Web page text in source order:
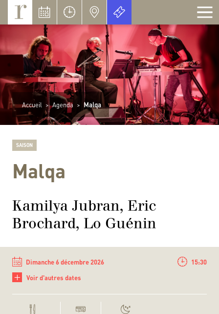
Accueil > Agenda > Malqa
SAISON
Malqa
Kamilya Jubran, Eric
Brochard, Lo Guénin
Dimanche 6 décembre 2026 15:30
+ Voir d'autres dates
Panneau de gestion des cookies